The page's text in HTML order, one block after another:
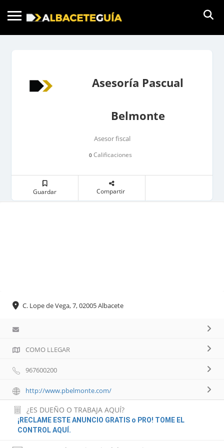
Asesoría Pascual
Belmonte
Asesor fiscal
0 Calificaciones
Guardar Compartir
C. Lope de Vega, 7, 02005 Albacete
COMO LLEGAR
967600200
http://www.pbelmonte.com/
¿ES DUEÑO O TRABAJA AQUÍ?
¡RECLAME ESTE ANUNCIO GRATIS o PRO! TOME EL
CONTROL AQUÍ.